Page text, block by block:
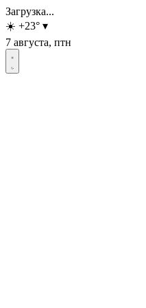
Загрузка...
☀️ +23° ▾
7 августа, птн